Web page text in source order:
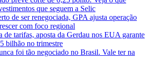
que seguem a Selic
de ser renegociada, GPA ajusta operação
com foco regional
de tarifas, aposta da Gerdau nos EUA garante
bilhão no trimestre
foi tão negociado no Brasil. Vale ter na